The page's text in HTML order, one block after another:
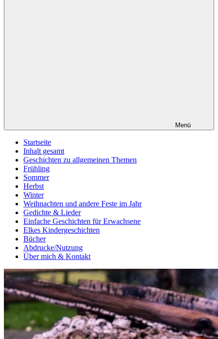
Menü
Startseite
Inhalt gesamt
Geschichten zu allgemeinen Themen
Frühling
Sommer
Herbst
Winter
Weihnachten und andere Feste im Jahr
Gedichte & Lieder
Einfache Geschichten für Erwachsene
Elkes Kindergeschichten
Bücher
Abdrucke/Nutzung
Über mich & Kontakt